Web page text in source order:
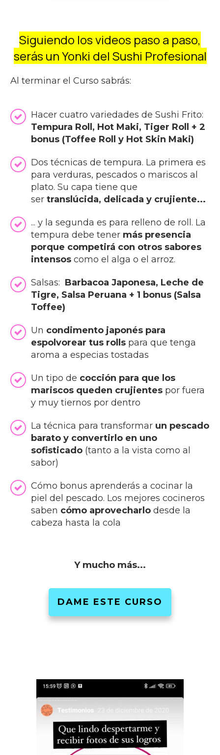
Siguiendo los videos paso a paso,
serás un Yonki del Sushi Profesional
Al terminar el Curso sabrás:
Hacer cuatro variedades de Sushi Frito:
Tempura Roll, Hot Maki, Tiger Roll + 2
bonus (Toffee Roll y Hot Skin Maki)
Dos técnicas de tempura. La primera es
para verduras, pescados o mariscos al
plato. Su capa tiene que
ser translúcida, delicada y crujiente...
... y la segunda es para relleno de roll. La
tempura debe tener más presencia
porque competirá con otros sabores
intensos como el alga o el arroz.
Salsas: Barbacoa Japonesa, Leche de
Tigre, Salsa Peruana + 1 bonus (Salsa
Toffee)
Un condimento japonés para
espolvorear tus rolls para que tenga
aroma a especias tostadas
Un tipo de cocción para que los
mariscos queden crujientes por fuera
y muy tiernos por dentro
La técnica para transformarun pescado
barato y convertirlo en uno
sofisticado(tanto a la vista como al
sabor)
Cómo bonus aprenderás a cocinar la
piel del pescado. Los mejores cocineros
saben cómo aprovecharlo desde la
cabeza hasta la cola
Y mucho más...
DAME ESTE CURSO